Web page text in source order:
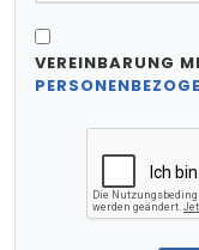
VEREINBARUNG